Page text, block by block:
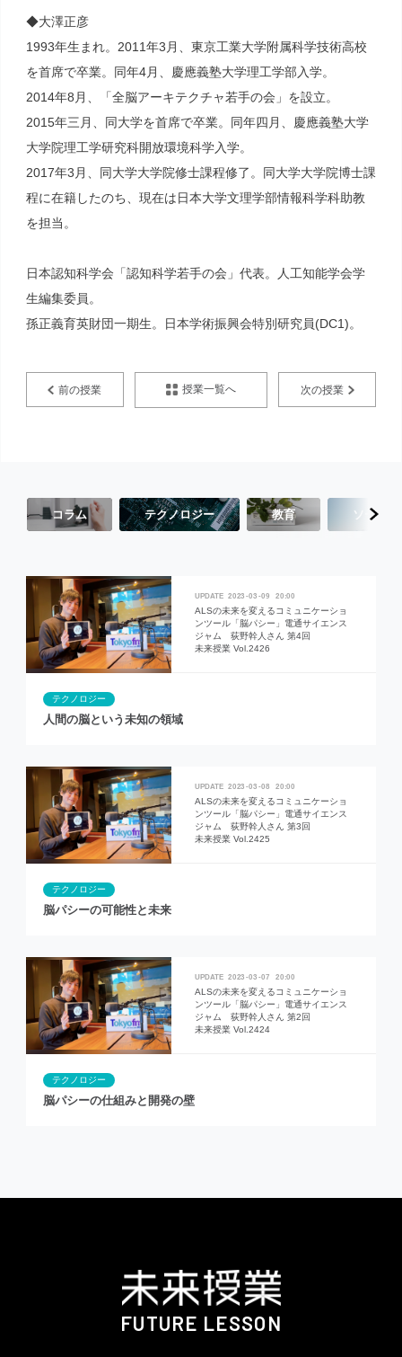
◆大澤正彦
1993年生まれ。2011年3月、東京工業大学附属科学技術高校
を首席で卒業。同年4月、慶應義塾大学理工学部入学。
2014年8月、「全脳アーキテクチャ若手の会」を設立。
2015年三月、同大学を首席で卒業。同年四月、慶應義塾大学
大学院理工学研究科開放環境科学入学。
2017年3月、同大学大学院修士課程修了。同大学大学院博士課
程に在籍したのち、現在は日本大学文理学部情報科学科助教
を担当。
日本認知科学会「認知科学若手の会」代表。人工知能学会学
生編集委員。
孫正義育英財団一期生。日本学術振興会特別研究員(DC1)。
前の授業 授業一覧へ 次の授業
コラム テクノロジー 教育 ソーシャ
2023 03 09 20:00
ALSの未来を変えるコミュニケーショ
ンツール「脳パシー」電通サイエンス
ジャム 荻野幹人さん 第4回
未来授業 Vol.2426
テクノロジー
人間の脳という未知の領域
2023 03 08 20:00
ALSの未来を変えるコミュニケーショ
ンツール「脳パシー」電通サイエンス
ジャム 荻野幹人さん 第3回
未来授業 Vol.2425
テクノロジー
脳パシーの可能性と未来
2023 03 07 20:00
ALSの未来を変えるコミュニケーショ
ンツール「脳パシー」電通サイエンス
ジャム 荻野幹人さん 第2回
未来授業 Vol.2424
テクノロジー
脳パシーの仕組みと開発の壁
FUTURE LESSON